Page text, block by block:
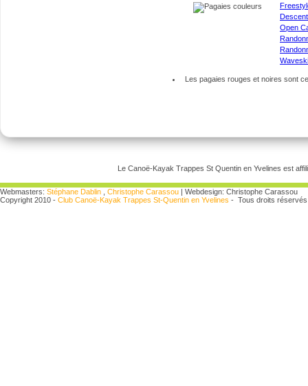
Open
Waveski
Les pagaies rouges et noires sont
Le Canoë-Kayak Trappes St Quentin en Yvelines est
Webmasters: Stéphane Dablin Christophe Carassou | Webdesign: Christophe Carassou
Copyright 2010 - Club Canoë-Kayak Trappes St-Quentin en Yvelines - Tous droits réservés